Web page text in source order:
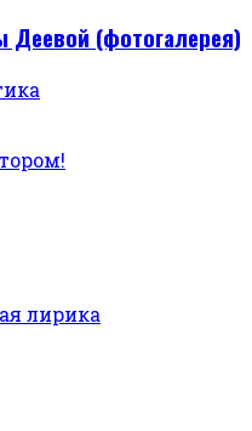
(фотогалерея)
лирика